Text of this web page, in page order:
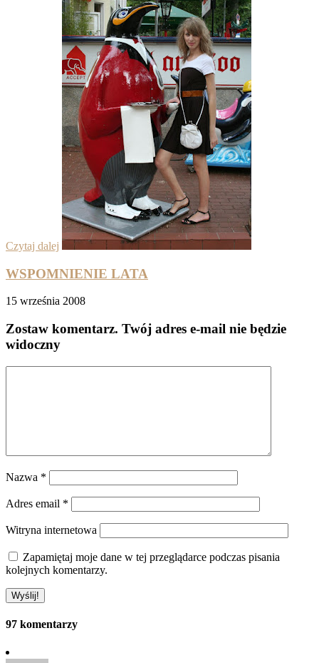
Czytaj dalej
WSPOMNIENIE LATA
15 września 2008
Zostaw komentarz. Twój adres e-mail nie będzie
widoczny
Nazwa *
Adres email *
Witryna internetowa
Zapamiętaj moje dane w tej przeglądarce podczas pisania
kolejnych komentarzy.
97 komentarzy